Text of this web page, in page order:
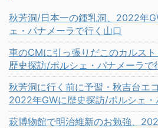
秋芳洞/日本一の鍾乳洞、2022年
ェ・パナメーラで行く山口
車のCMに引っ張りだこのカルス
歴史探訪/ポルシェ・パナメーラで
秋芳洞に行く前に予習・秋吉台エ
2022年GWに歴史探訪/ポルシェ
萩博物館で明治維新のお勉強、